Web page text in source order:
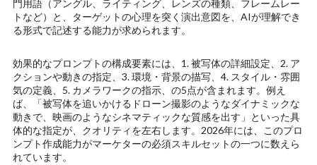
門用語（アングル、ライティング、レンズの種類、フレームレー
トなど）と、ターゲットの心理を突く演出意図を、AIが理解でき
る形式で記述する能力が求められます。
効果的なプロンプトの構成要素には、1. 被写体の詳細設定、2. ア
クションや動きの指定、3. 環境・背景の描写、4. スタイル・雰囲
気の定義、5. カメラワークの指示、の5点が含まれます。例え
ば、「被写体を追いかけるドローン撮影のようなダイナミックな
動きで、映画のようなシネマティックな質感を出す」といった具
体的な指定が、クオリティを左右します。2026年には、このプロ
ンプト作成能力がマーケターの必須スキルセットの一つに数えら
れています。